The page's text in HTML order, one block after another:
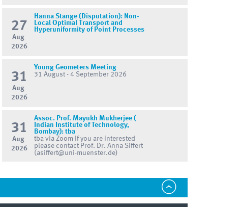
27
Aug
2026
Hanna Stange (Disputation): Non-
Local Optimal Transport and
Hyperuniformity of Point Processes
31
Aug
2026
Young Geometers Meeting
31 August - 4 September 2026
31
Aug
2026
Assoc. Prof. Mayukh Mukherjee (
Indian Institute of Technology,
Bombay): tba
tba via Zoom If you are interested
please contact Prof. Dr. Anna Siffert
(asiffert@uni-muenster.de)